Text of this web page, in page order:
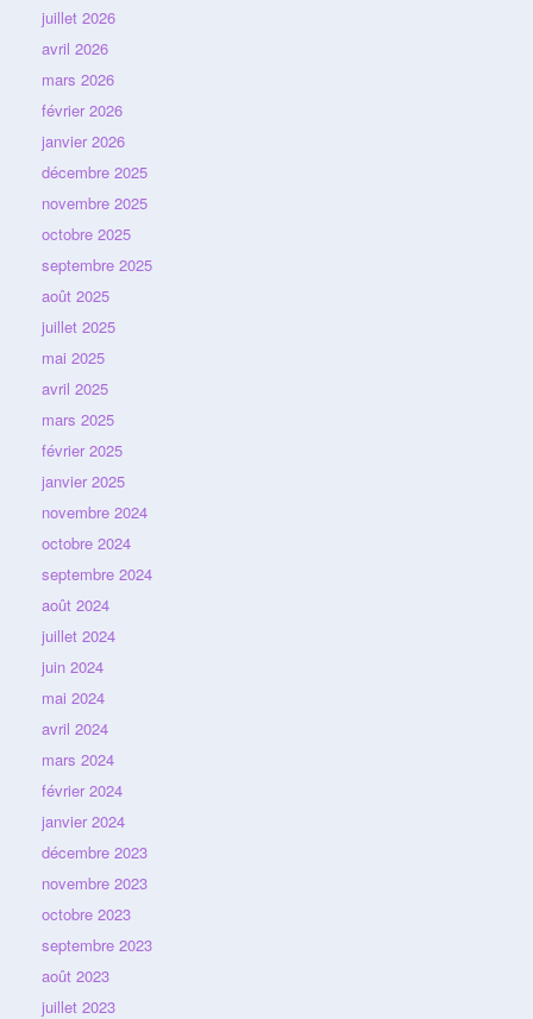
juillet 2026
avril 2026
mars 2026
février 2026
janvier 2026
décembre 2025
novembre 2025
octobre 2025
septembre 2025
août 2025
juillet 2025
mai 2025
avril 2025
mars 2025
février 2025
janvier 2025
novembre 2024
octobre 2024
septembre 2024
août 2024
juillet 2024
juin 2024
mai 2024
avril 2024
mars 2024
février 2024
janvier 2024
décembre 2023
novembre 2023
octobre 2023
septembre 2023
août 2023
juillet 2023